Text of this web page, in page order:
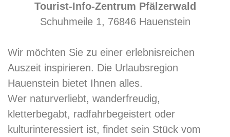
Tourist-Info-Zentrum Pfälzerwald
Schuhmeile 1, 76846 Hauenstein
Wir möchten Sie zu einer erlebnisreichen
Auszeit inspirieren. Die Urlaubsregion
Hauenstein bietet Ihnen alles.
Wer naturverliebt, wanderfreudig,
kletterbegabt, radfahrbegeistert oder
kulturinteressiert ist, findet sein Stück vom